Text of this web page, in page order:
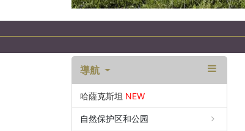
導航
哈薩克斯坦 NEW
自然保护区和公园